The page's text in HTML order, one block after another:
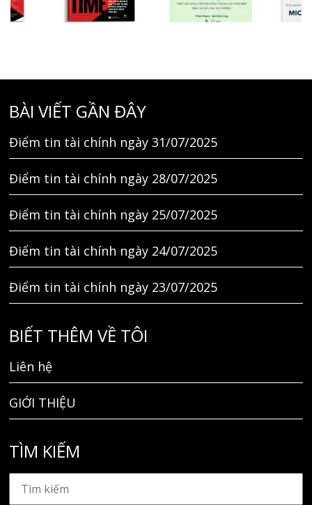
BÀI VIẾT GẦN ĐÂY
Điểm tin tài chính ngày 31/07/2025
Điểm tin tài chính ngày 28/07/2025
Điểm tin tài chính ngày 25/07/2025
Điểm tin tài chính ngày 24/07/2025
Điểm tin tài chính ngày 23/07/2025
BIẾT THÊM VỀ TÔI
Liên hệ
GIỚI THIỆU
TÌM KIẾM